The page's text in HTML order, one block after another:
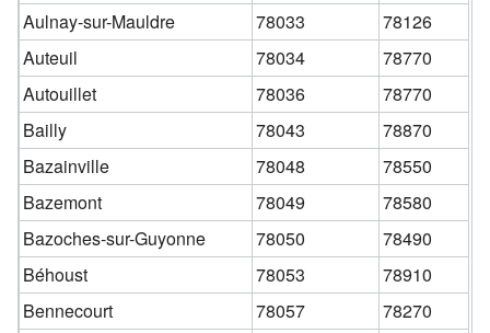
Aulnay-sur-Mauldre
78033
78126
Auteuil
78034
78770
Autouillet
78036
78770
Bailly
78043
78870
Bazainville
78048
78550
Bazemont
78049
78580
Bazoches-sur-Guyonne
78050
78490
Béhoust
78053
78910
Bennecourt
78057
78270